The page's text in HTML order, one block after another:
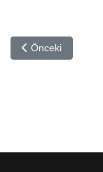
Önceki makale:
Önceki